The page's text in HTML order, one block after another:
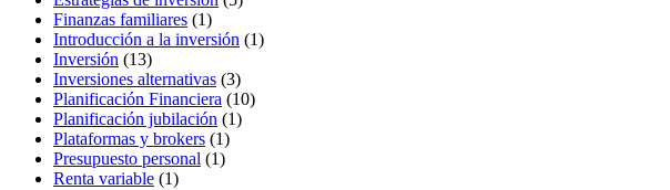
Finanzas familiares (1)
Introducción a la inversión (1)
Inversión (13)
Inversiones alternativas (3)
Planificación Financiera (10)
Planificación jubilación (1)
Plataformas y brokers (1)
Presupuesto personal (1)
Renta variable (1)